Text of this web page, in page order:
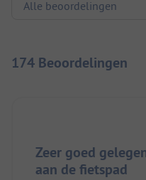
174 Beoordelingen
Zeer goed
aan de fietspad